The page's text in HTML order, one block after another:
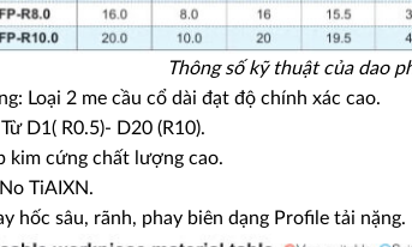
Thông số kỹ thuật của dao
Loại 2 me cầu cổ dài đạt độ chính xác cao.
D1( R0.5)- D20 (R10).
kim cứng chất lượng cao.
TiAIXN.
hốc sâu, rãnh, phay biên dạng Profile tải nặng.